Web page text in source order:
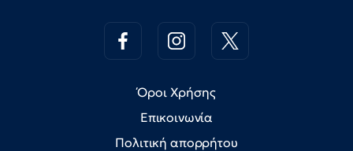
Όροι Χρήσης
Επικοινωνία
Πολιτική απορρήτου